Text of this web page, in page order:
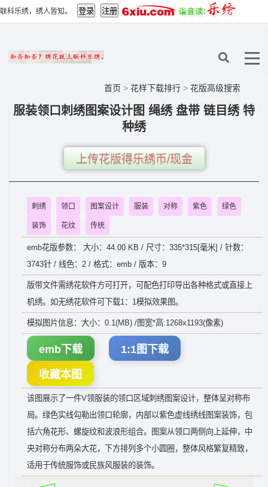
联科乐绣，绣人皆知。
首页 > 花样下载排行 > 花版高级搜索
服装领口刺绣图案设计图 绳绣 盘带 链目绣 特
种绣
上传花版得乐绣币/现金
刺绣 领口 图案设计 服装 对称 紫色 绿色
装饰 花纹 传统
emb花版参数： 大小：44.00 KB / 尺寸：335*315[毫米] / 针数：
3743针 / 线色：2 / 格式：emb / 版本：9
版带文件需绣花软件方可打开，可配色打印导出各种格式或直接上
机绣。如无绣花软件可下载1：1模拟效果图。
模拟图片信息：大小：0.1(MB) /图宽*高:1268x1193(像素)
emb下载 1:1图下载
收藏本图
该图展示了一件V领服装的领口区域刺绣图案设计，整体呈对称布
局。绿色实线勾勒出领口轮廓，内部以紫色虚线绣线图案装饰，包
括六角花形、螺旋纹和波浪形组合。图案从领口两侧向上延伸，中
央对称分布两朵大花，下方排列多个小圆圈，整体风格繁复精致，
适用于传统服饰或民族风服装的装饰。